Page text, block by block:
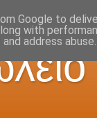
Google to
with
address abuse.